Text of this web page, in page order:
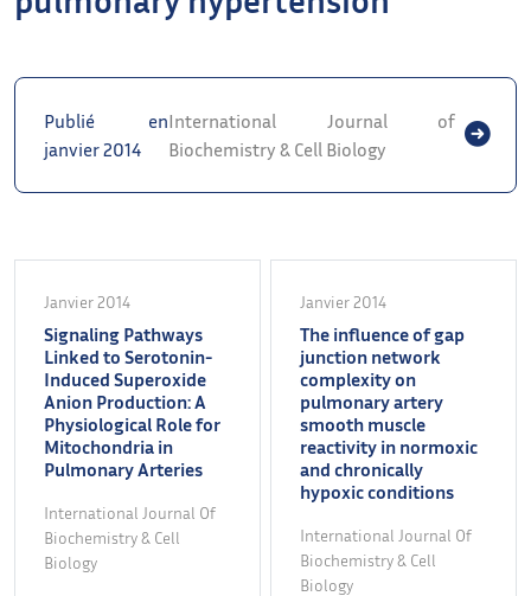
Publié en
janvier 2014
International Journal of
Biochemistry & Cell Biology
Janvier 2014
Signaling Pathways
Linked to Serotonin-
Induced Superoxide
Anion Production: A
Physiological Role for
Mitochondria in
Pulmonary Arteries
International Journal Of
Biochemistry & Cell
Biology
Janvier 2014
The influence of gap
junction network
complexity on
pulmonary artery
smooth muscle
reactivity in normoxic
and chronically
hypoxic conditions
International Journal Of
Biochemistry & Cell
Biology